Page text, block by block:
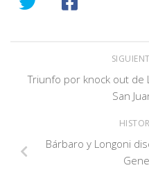
Triunfo por knock out de
San
Bárbaro y Longoni